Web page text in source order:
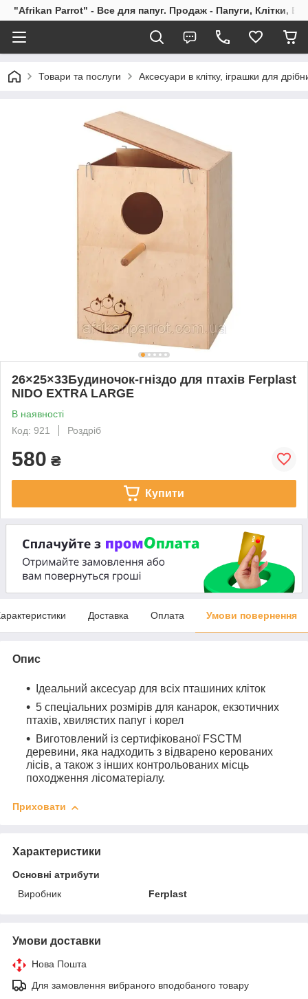
"Afrikan Parrot" - Все для папуг. Продаж - Папуги, Клітки,
Товари та послуги Аксесуари в клітку, іграшки для
26×25×33Будиночок-гніздо для птахів Ferplast
NIDO EXTRA LARGE
В наявності
Код: 921
Роздріб
580 ₴
Купити
Доставка Оплата Умови повернення
Опис
Ідеальний аксесуар для всіх пташиних кліток
5 спеціальних розмірів для канарок, екзотичних
птахів, хвилястих папуг і корел
Виготовлений із сертифікованої FSCTM
деревини, яка надходить з відварено керованих
лісів, а також з інших контрольованих місць
походження лісоматеріалу.
Приховати
Характеристики
Основні атрибути
Виробник
Ferplast
Умови доставки
Нова Пошта
Для замовлення вибраного вподобаного товару